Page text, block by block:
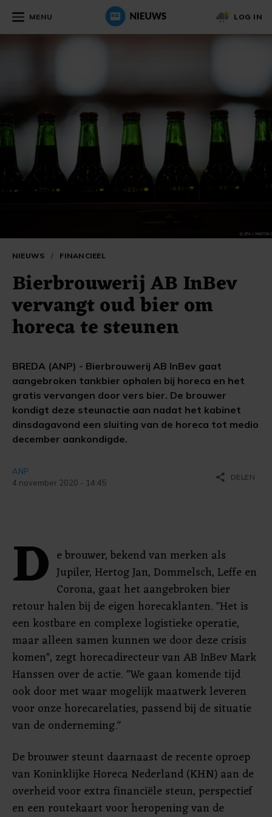
MENU LOG IN
NIEUWS / FINANCIEEL
Bierbrouwerij AB InBev
vervangt oud bier om
horeca te steunen
BREDA (ANP) - Bierbrouwerij AB InBev gaat
aangebroken tankbier ophalen bij horeca en het
gratis vervangen door vers bier. De brouwer
kondigt deze steunactie aan nadat het kabinet
dinsdagavond een sluiting van de horeca tot medio
december aankondigde.
ANP
4 november 2020 - 14:45
share DELEN
D e brouwer, bekend van merken als
Jupiler, Hertog Jan, Dommelsch, Leffe en
Corona, gaat het aangebroken bier
retour halen bij de eigen horecaklanten. "Het is
een kostbare en complexe logistieke operatie,
maar alleen samen kunnen we door deze crisis
komen", zegt horecadirecteur van AB InBev Mark
Hanssen over de actie. "We gaan komende tijd
ook door met waar mogelijk maatwerk leveren
voor onze horecarelaties, passend bij de situatie
van de onderneming."
De brouwer steunt daarnaast de recente oproep
van Koninklijke Horeca Nederland (KHN) aan de
overheid voor extra financiële steun, perspectief
en een routekaart voor heropening van de